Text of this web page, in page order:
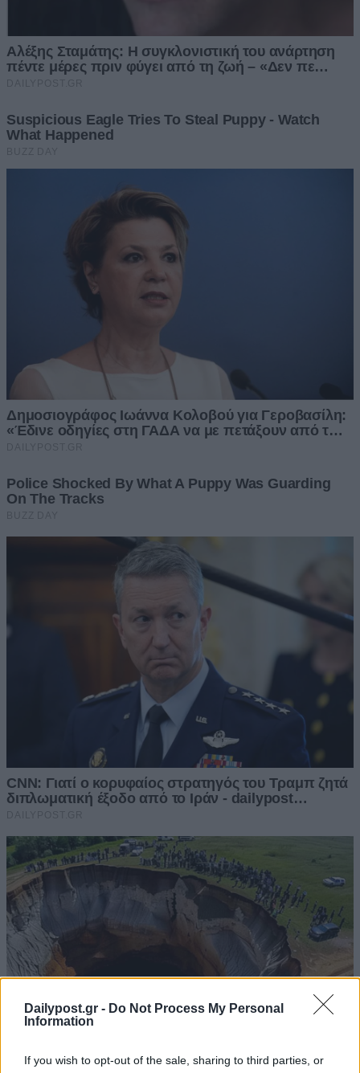
Dailypost.gr - Do Not Process My Personal
Information
If you wish to opt-out of the sale, sharing to third parties, or